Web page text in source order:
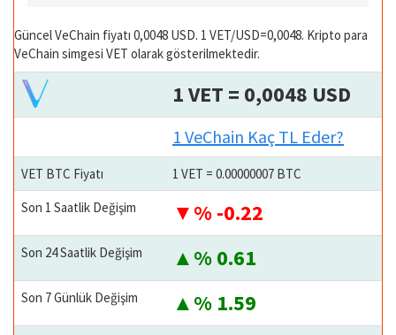
Güncel VeChain fiyatı 0,0048 USD. 1 VET/USD=0,0048. Kripto para
VeChain simgesi VET olarak gösterilmektedir.
1 VET = 0,0048 USD
1 VeChain Kaç TL Eder?
VET BTC Fiyatı
1 VET = 0.00000007 BTC
Son 1 Saatlik Değişim
% -0.22
Son 24 Saatlik Değişim % 0.61
Son 7 Günlük Değişim % 1.59